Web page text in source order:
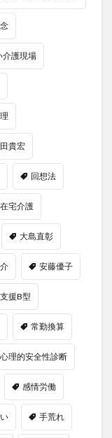
介護現場
貴宏
回想法
在宅介護
大島直彰
安藤優子
援B型
常勤換算
心理的安全性診断
感情労働
手荒れ